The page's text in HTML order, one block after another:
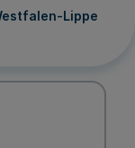
Lippe